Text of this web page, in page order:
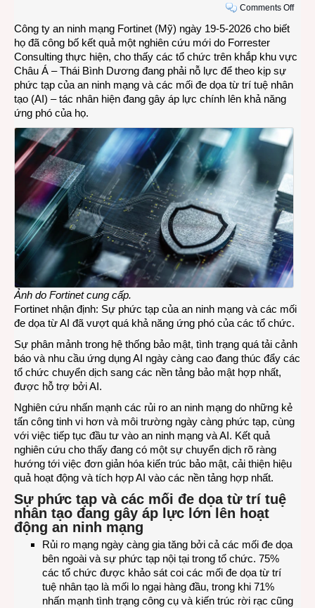
Comments Offon
của
tổ
chức
Công ty an ninh mạng Fortinet (Mỹ) ngày 19-5-2026 cho biết
họ đã công bố kết quả một nghiên cứu mới do Forrester
Consulting thực hiện, cho thấy các tổ chức trên khắp khu vực
Châu Á – Thái Bình Dương đang phải nỗ lực để theo kịp sự
phức tạp của an ninh mạng và các mối đe dọa từ trí tuệ nhân
tạo (AI) – tác nhân hiện đang gây áp lực chính lên khả năng
ứng phó của họ.
Ảnh do Fortinet cung cấp.
Fortinet nhận định: Sự phức tạp của an ninh mạng và các mối
đe dọa từ AI đã vượt quá khả năng ứng phó của các tổ chức.
Sự phân mảnh trong hệ thống bảo mật, tình trạng quá tải cảnh
báo và nhu cầu ứng dụng AI ngày càng cao đang thúc đẩy các
tổ chức chuyển dịch sang các nền tảng bảo mật hợp nhất,
được hỗ trợ bởi AI.
Nghiên cứu nhấn mạnh các rủi ro an ninh mạng do những kẻ
tấn công tinh vi hơn và môi trường ngày càng phức tạp, cùng
với việc tiếp tục đầu tư vào an ninh mạng và AI. Kết quả
nghiên cứu cho thấy đang có một sự chuyển dịch rõ ràng
hướng tới việc đơn giản hóa kiến ​​trúc bảo mật, cải thiện hiệu
quả hoạt động và tích hợp AI vào các nền tảng hợp nhất.
Sự phức tạp và các mối đe dọa từ trí tuệ
nhân tạo đang gây áp lực lớn lên hoạt
động an ninh mạng
Rủi ro mạng ngày càng gia tăng bởi cả các mối đe dọa
bên ngoài và sự phức tạp nội tại trong tổ chức. 75%
các tổ chức được khảo sát coi các mối đe dọa từ trí
tuệ nhân tạo là mối lo ngại hàng đầu, trong khi 71%
nhấn mạnh tình trạng công cụ và kiến ​​trúc rời rạc cũng